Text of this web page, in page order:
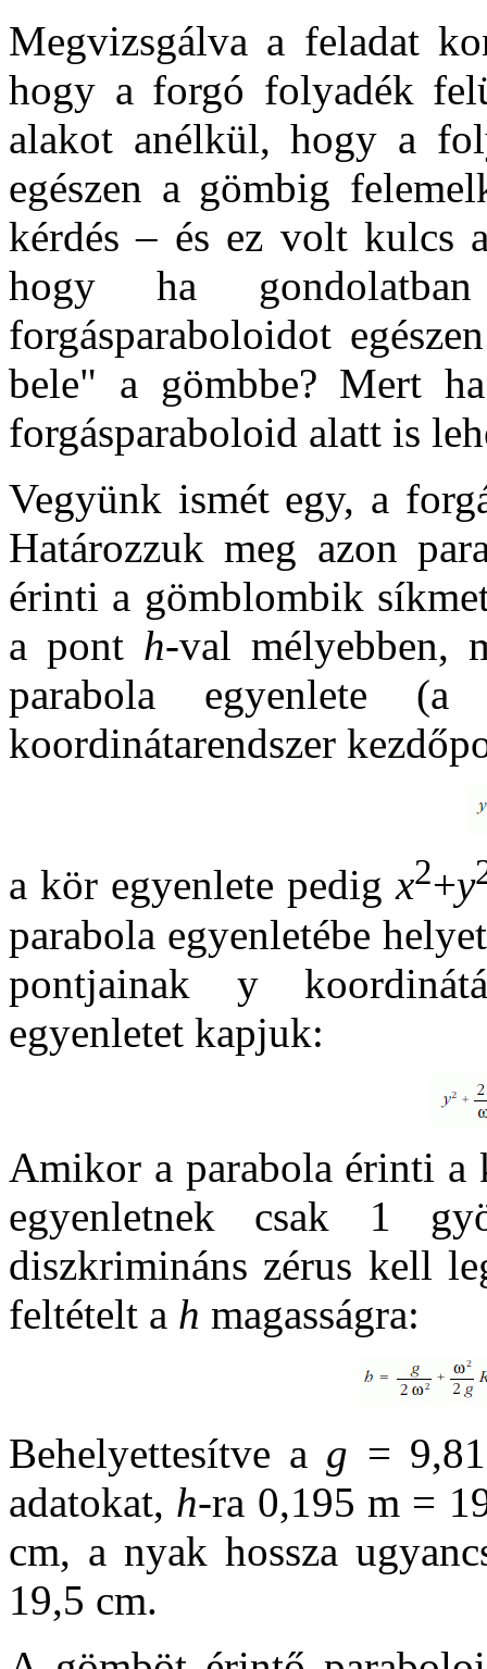
Megvizsgálva a feladat
hogy a forgó folyadék
alakot anélkül, hogy a
egészen a gömbig
kérdés – és ez volt kulcs
hogy ha
forgásparaboloidot
bele" a gömbbe? Mert
forgásparaboloid alatt is
Vegyünk ismét egy, a
Határozzuk meg azon
érinti a gömblombik
a pont h-val mélyebben,
parabola egyenlete
koordinátarendszer
a kör egyenlete pedigx2+y
parabola egyenletébe
pontjainak y
egyenletet kapjuk:
Amikor a parabola érinti a
egyenletnek csak 1
diszkrimináns zérus kell
feltételt a h magasságra:
Behelyettesítve a g =
adatokat, h-ra 0,195 m =
cm, a nyak hossza
19,5 cm.